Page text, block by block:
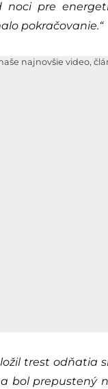
noci pre
pokračovanie.“
najnovšie video,
trest odňatia
bol prepustený